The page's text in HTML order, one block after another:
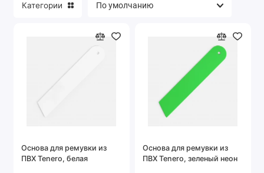
Категории
Основа для ремувки из
ПВХ Tenero, белая
Основа для ремувки из
ПВХ Tenero, зеленый неон